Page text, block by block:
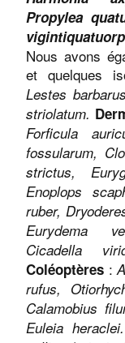
Propylea
Nous avons
et quelques
Lestes
striolatum.
Forficula
fossularum,
strictus,
Enoplops
ruber,
Eurydema
Cicadella
Coléoptères :
rufus,
Calamobius
Euleia heraclei.